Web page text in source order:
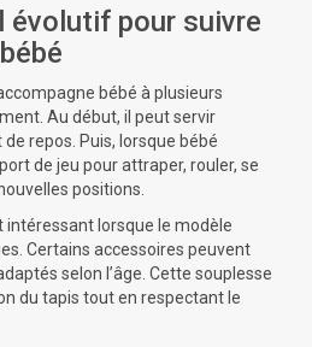
évolutif pour suivre
bébé à plusieurs
Au début, il peut servir
de repos. Puis, lorsque bébé
de jeu pour attraper, rouler, se
positions.
intéressant lorsque le modèle
Certains accessoires peuvent
selon l’âge. Cette souplesse
du tapis tout en respectant le